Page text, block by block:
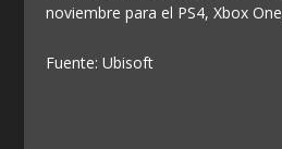
noviembre para el PS4, Xbox
Fuente: Ubisoft